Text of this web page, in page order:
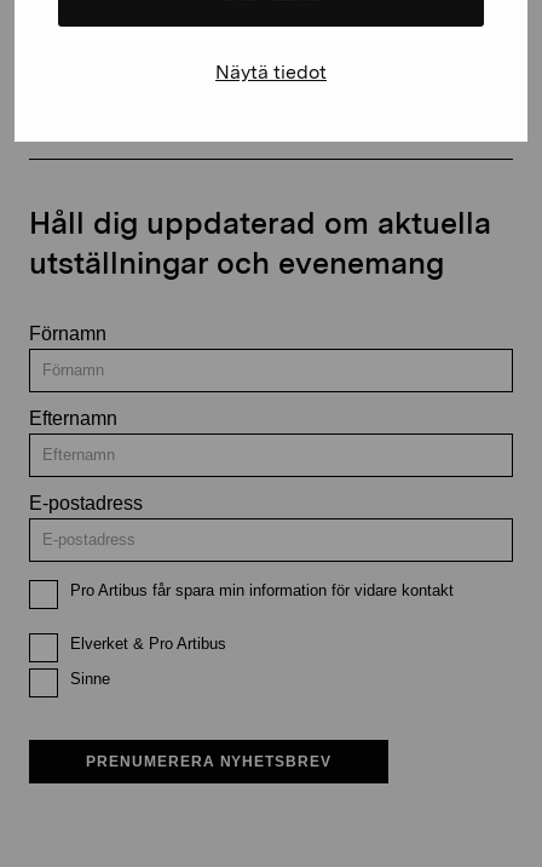
Näytä tiedot
Håll dig uppdaterad om aktuella
utställningar och evenemang
Förnamn
Efternamn
E-postadress
Pro Artibus får spara min information för vidare kontakt
Elverket & Pro Artibus
Sinne
PRENUMERERA NYHETSBREV